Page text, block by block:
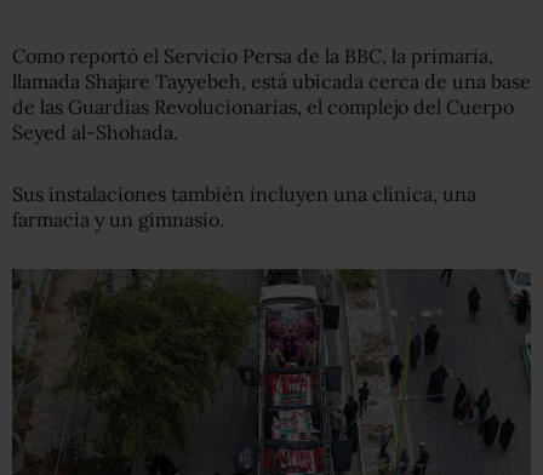
Como reportó el Servicio Persa de la BBC, la primaria,
llamada Shajare Tayyebeh, está ubicada cerca de una base
de las Guardias Revolucionarias, el complejo del Cuerpo
Seyed al-Shohada.
Sus instalaciones también incluyen una clínica, una
farmacia y un gimnasio.